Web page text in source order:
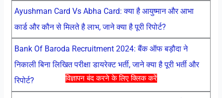
विज्ञापन बंद करने के लिए क्लिक करें
Ayushman Card Vs Abha Card: क्या है आयुष्मान और आभा
कार्ड और कौन से मिलते है लाभ, जाने क्या है पूरी रिपोर्ट?
Bank Of Baroda Recruitment 2024: बैंक ऑफ बड़ौदा ने
निकाली बिना लिखित परीक्षा डायरेक्ट भर्ती, जाने क्या है पूरी भर्ती और
रिपोर्ट?